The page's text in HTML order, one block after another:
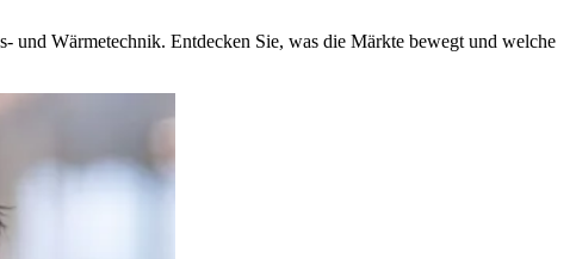
Wärmetechnik. Entdecken Sie, was die Märkte bewegt und welche